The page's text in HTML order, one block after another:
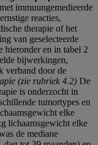
immuungemedieerde
reacties,
therapie of het
van geselecteerde
hieronder en in tabel 2
bijwerkingen,
verband door de
(zie rubriek 4.2) De
is onderzocht in
tumortypes en
elke
lichaamsgewicht elke
de mediane